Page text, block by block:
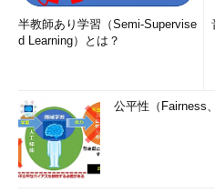
半教師あり学習（Semi-Supervise
d Learning）とは？
公平性（Fairness